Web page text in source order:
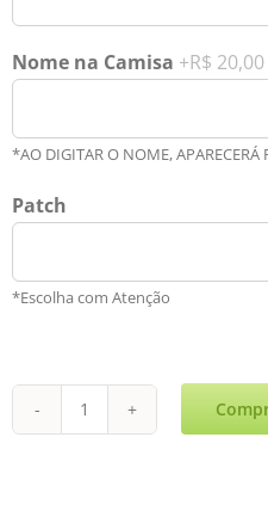
Nome na Camisa +R$ 20,00
*AO DIGITAR O NOME, APARECERÁ
Patch
*Escolha com Atenção
Japão